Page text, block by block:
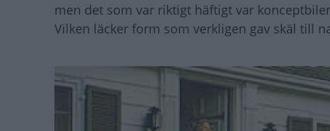
men det som var riktigt häftigt var
Vilken läcker form som verkligen gav skäl till